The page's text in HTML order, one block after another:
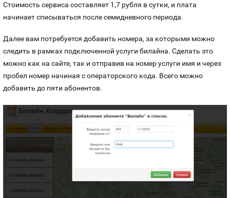
Стоимость сервиса составляет 1,7 рубля в сутки, и плата
начинает списываться после семидневного периода.
Далее вам потребуется добавить номера, за которыми можно
следить в рамках подключенной услуги билайна. Сделать это
можно как на сайте, так и отправив на номер услуги имя и через
пробел номер начиная с операторского кода. Всего можно
добавить до пяти абонентов.